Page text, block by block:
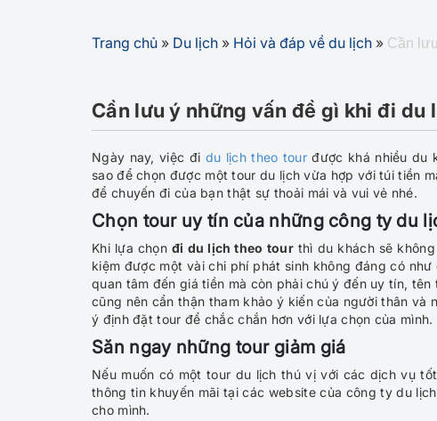
Trang chủ » Du lịch » Hỏi và đáp về du lịch » Cần
Cần lưu ý những vấn đề gì khi đi du
Ngày nay, việc đi du lịch theo tour được khá nhiều du
sao để chọn được một tour du lịch vừa hợp với túi tiền
để chuyến đi của bạn thật sự thoải mái và vui vẻ nhé.
Chọn tour uy tín của những công ty du
Khi lựa chọnđi du lịch theo tourthì du khách sẽ
kiệm được một vài chi phí phát sinh không đáng có
quan tâm đến giá tiền mà còn phải chú ý đến uy tín,
cũng nên cẩn thận tham khảo ý kiến của người thân
ý định đặt tour để chắc chắn hơn với lựa chọn của mình.
Săn ngay những tour giảm giá
Nếu muốn có một tour du lịch thú vị với các dịch vụ
thông tin khuyến mãi tại các website của công ty du
cho mình.